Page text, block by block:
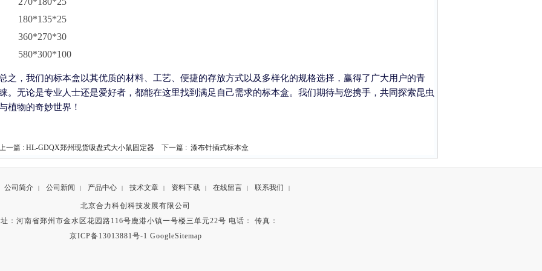
180*135*25
360*270*30
580*300*100
之，我们的标本盒以其优质的材料、工艺、便捷的存放方式以及多样化的规格选择，赢得了广大用户的青
。无论是专业人士还是爱好者，都能在这里找到满足自己需求的标本盒。我们期待与您携手，共同探索昆虫
植物的奇妙世界！
一篇 : HL-GDQX郑州现货吸盘式大小鼠固定器 下一篇 : 漆布针插式标本盒
公司简介 | 公司新闻 | 产品中心 | 技术文章 | 资料下载 | 在线留言 | 联系我们 |
北京合力科创科技发展有限公司
：河南省郑州市金水区花园路116号鹿港小镇一号楼三单元22号 电话： 传真：
京ICP备13013881号-1 GoogleSitemap